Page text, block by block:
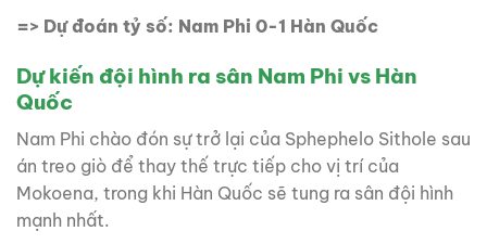
=> Dự đoán tỷ số: Nam Phi 0-1 Hàn Quốc
Dự kiến đội hình ra sân Nam Phi vs Hàn
Quốc
Nam Phi chào đón sự trở lại của Sphephelo Sithole sau
án treo giò để thay thế trực tiếp cho vị trí của
Mokoena, trong khi Hàn Quốc sẽ tung ra sân đội hình
mạnh nhất.